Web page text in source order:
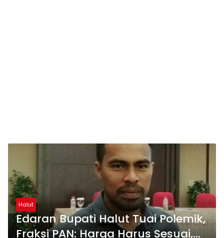
Halut
Edaran Bupati Halut Tuai Polemik,
Fraksi PAN: Harga Harus Sesuai,